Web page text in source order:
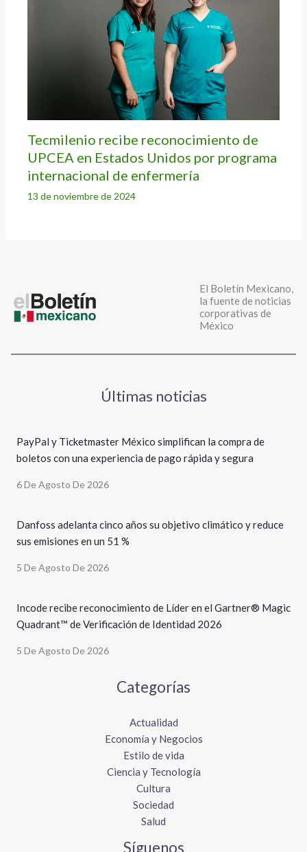
Tecmilenio recibe reconocimiento de
UPCEA en Estados Unidos por programa
internacional de enfermería
13 de noviembre de 2024
El Boletín Mexicano,
la fuente de noticias
corporativas de
México
Últimas noticias
PayPal y Ticketmaster México simplifican la compra de
boletos con una experiencia de pago rápida y segura
6 De Agosto De 2026
Danfoss adelanta cinco años su objetivo climático y reduce
sus emisiones en un 51 %
5 De Agosto De 2026
Incode recibe reconocimiento de Líder en el Gartner® Magic
Quadrant™ de Verificación de Identidad 2026
5 De Agosto De 2026
Categorías
Actualidad
Economía y Negocios
Estilo de vida
Ciencia y Tecnología
Cultura
Sociedad
Salud
Síguenos